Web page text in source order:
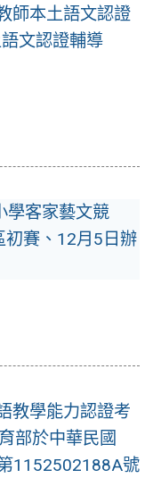
師本土語文認證
文認證輔導
學客家藝文競
賽、12月5日辦
教學能力認證考
部於中華民國
1152502188A號